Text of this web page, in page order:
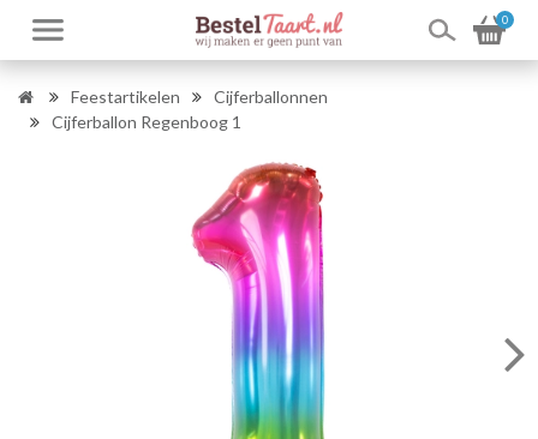
0
Feestartikelen
Cijferballonnen
Cijferballon Regenboog 1